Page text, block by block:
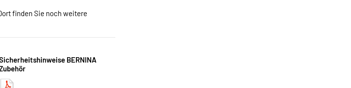
finden Sie noch weitere
BERNINA